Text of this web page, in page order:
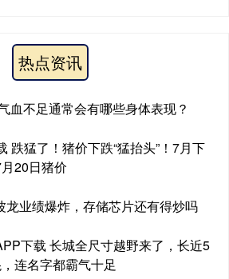
热点资讯
血不足通常会有哪些身体表现？
跌猛了！猪价下跌“猛抬头”！7月下
20日猪价
龙业绩爆炸，存储芯片还有得炒吗
下载 长城全尺寸越野来了，长近5
连名字都霸气十足